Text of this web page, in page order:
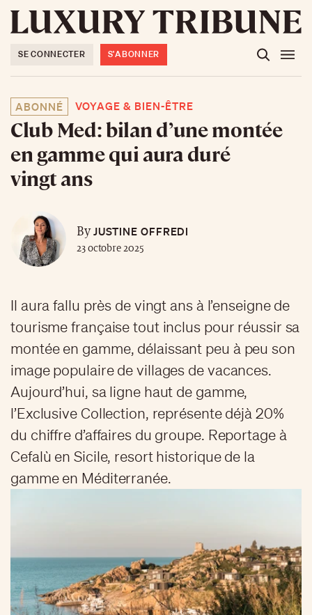
SE CONNECTER S'ABONNER
ABONNÉ VOYAGE & BIEN-ÊTRE
Club Med: bilan d’une montée
en gamme qui aura duré
vingt ans
ByJUSTINE OFFREDI
23 octobre 2025
Il aura fallu près de vingt ans à l’enseigne de
tourisme française tout inclus pour réussir sa
montée en gamme, délaissant peu à peu son
image populaire de villages de vacances.
Aujourd’hui, sa ligne haut de gamme,
l’Exclusive Collection, représente déjà 20%
du chiffre d’affaires du groupe. Reportage à
Cefalù en Sicile, resort historique de la
gamme en Méditerranée.